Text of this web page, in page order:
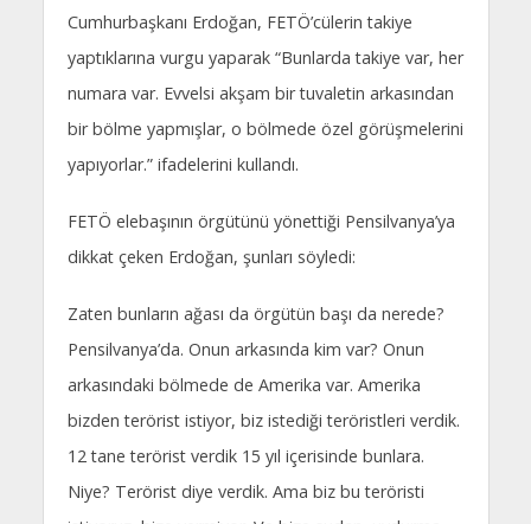
Cumhurbaşkanı Erdoğan, FETÖ’cülerin takiye
yaptıklarına vurgu yaparak “Bunlarda takiye var, her
numara var. Evvelsi akşam bir tuvaletin arkasından
bir bölme yapmışlar, o bölmede özel görüşmelerini
yapıyorlar.” ifadelerini kullandı.
FETÖ elebaşının örgütünü yönettiği Pensilvanya’ya
dikkat çeken Erdoğan, şunları söyledi:
Zaten bunların ağası da örgütün başı da nerede?
Pensilvanya’da. Onun arkasında kim var? Onun
arkasındaki bölmede de Amerika var. Amerika
bizden terörist istiyor, biz istediği teröristleri verdik.
12 tane terörist verdik 15 yıl içerisinde bunlara.
Niye? Terörist diye verdik. Ama biz bu teröristi